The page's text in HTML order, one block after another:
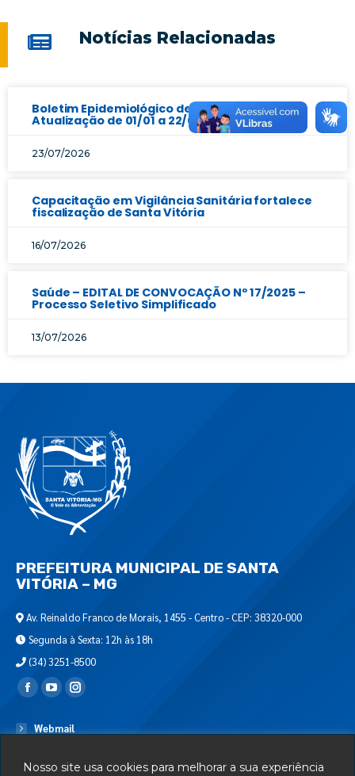
Nosso site usa cookies para melhorar a sua experiência
Notícias Relacionadas
Boletim Epidemiológico de Arboviroses |
Atualização de 01/01 a 22/07/2026
23/07/2026
Capacitação em Vigilância Sanitária fortalece
fiscalização de Santa Vitória
16/07/2026
Saúde – EDITAL DE CONVOCAÇÃO Nº 17/2025 –
Processo Seletivo Simplificado
13/07/2026
PREFEITURA MUNICIPAL DE SANTA
VITÓRIA – MG
Av. Reinaldo Franco de Morais, 1455 - Centro - CEP: 38320-000
Segunda à Sexta: 12h às 18h
(34) 3251-8500
Encontre-nos em:
Webmail